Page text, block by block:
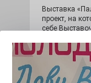
Выставка
проект, на
себе